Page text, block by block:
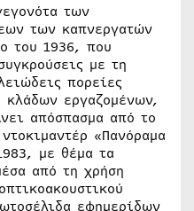
των
των καπνεργατών
του 1936, που
με τη
πορείες
κλάδων εργαζομένων,
απόσπασμα από το
«Πανόραμα
με θέμα τα
από τη χρήση
εφημερίδων